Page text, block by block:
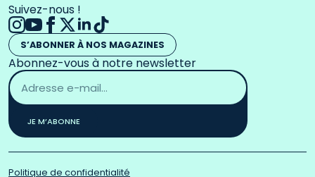
Suivez-nous !
S’ABONNER À NOS MAGAZINES
Abonnez-vous à notre newsletter
Adresse
email
*
JE M’ABONNE
Politique de confidentialité